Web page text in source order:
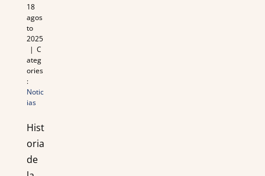
18
agos
to
2025
| C
ateg
ories
:
Notic
ias
Hist
oria
de